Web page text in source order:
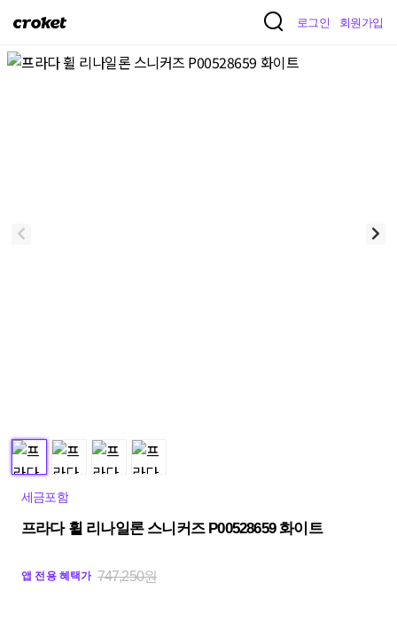
크
켓
로그인 회원가입
세금포함
프라다 휠 리나일론 스니커즈 P00528659 화이트
앱 전용 혜택가 747,250원